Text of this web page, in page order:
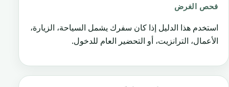
فحص الغرض
استخدم هذا الدليل إذا كان سفرك يشمل السياحة، الزيارة،
الأعمال، الترانزيت، أو التحضير العام للدخول.